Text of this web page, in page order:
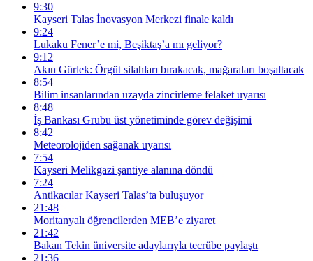
9:30
Kayseri Talas İnovasyon Merkezi finale kaldı
9:24
Lukaku Fener’e mi, Beşiktaş’a mı geliyor?
9:12
Akın Gürlek: Örgüt silahları bırakacak, mağaraları boşaltacak
8:54
Bilim insanlarından uzayda zincirleme felaket uyarısı
8:48
İş Bankası Grubu üst yönetiminde görev değişimi
8:42
Meteorolojiden sağanak uyarısı
7:54
Kayseri Melikgazi şantiye alanına döndü
7:24
Antikacılar Kayseri Talas’ta buluşuyor
21:48
Moritanyalı öğrencilerden MEB’e ziyaret
21:42
Bakan Tekin üniversite adaylarıyla tecrübe paylaştı
21:36